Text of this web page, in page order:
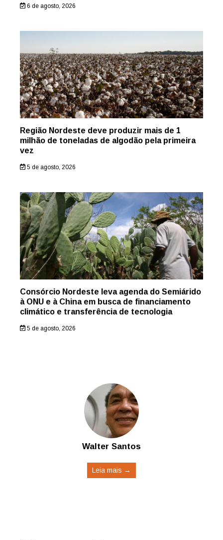
6 de agosto, 2026
Região Nordeste deve produzir mais de 1
milhão de toneladas de algodão pela primeira
vez
5 de agosto, 2026
Consórcio Nordeste leva agenda do Semiárido
à ONU e à China em busca de financiamento
climático e transferência de tecnologia
5 de agosto, 2026
Walter Santos
Leia mais →